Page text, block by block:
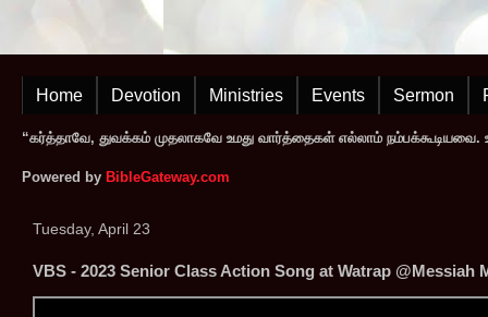
Home Devotion Ministries Events Sermon
“கர்த்தாவே, துவக்கம் முதலாகவே உமது வார்த்தைகள் எல்லாம் நம்பக்கூடியவை.
Powered by BibleGateway.com
Tuesday, April 23
VBS - 2023 Senior Class Action Song at Watrap @Messiah